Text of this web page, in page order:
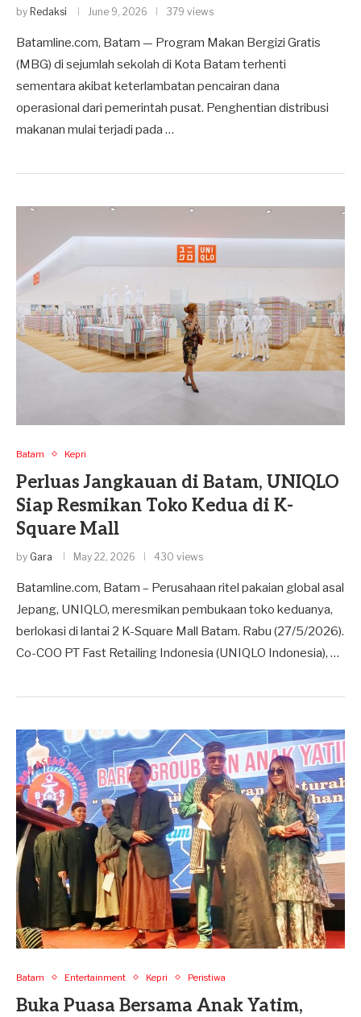
by Redaksi June 9, 2026 379 views
Batamline.com, Batam — Program Makan Bergizi Gratis
(MBG) di sejumlah sekolah di Kota Batam terhenti
sementara akibat keterlambatan pencairan dana
operasional dari pemerintah pusat. Penghentian distribusi
makanan mulai terjadi pada …
Batam Kepri
Perluas Jangkauan di Batam, UNIQLO
Siap Resmikan Toko Kedua di K-
Square Mall
by Gara May 22, 2026 430 views
Batamline.com, Batam – Perusahaan ritel pakaian global asal
Jepang, UNIQLO, meresmikan pembukaan toko keduanya,
berlokasi di lantai 2 K-Square Mall Batam. Rabu (27/5/2026).
​Co-COO PT Fast Retailing Indonesia (UNIQLO Indonesia), …
Batam Entertainment Kepri Peristiwa
Buka Puasa Bersama Anak Yatim,